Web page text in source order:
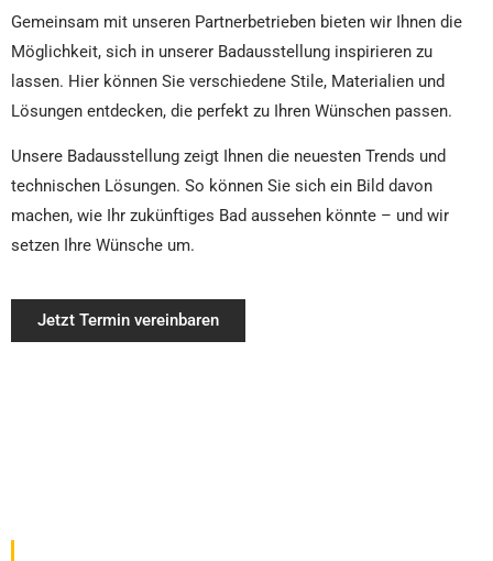
Gemeinsam mit unseren Partnerbetrieben bieten wir Ihnen die
Möglichkeit, sich in unserer Badausstellung inspirieren zu
lassen. Hier können Sie verschiedene Stile, Materialien und
Lösungen entdecken, die perfekt zu Ihren Wünschen passen.
Unsere Badausstellung zeigt Ihnen die neuesten Trends und
technischen Lösungen. So können Sie sich ein Bild davon
machen, wie Ihr zukünftiges Bad aussehen könnte – und wir
setzen Ihre Wünsche um.
Jetzt Termin vereinbaren